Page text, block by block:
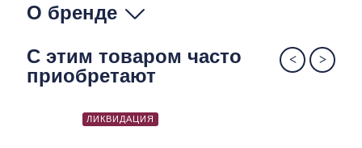
О бренде
С этим товаром часто
приобретают
ЛИКВИДАЦИЯ